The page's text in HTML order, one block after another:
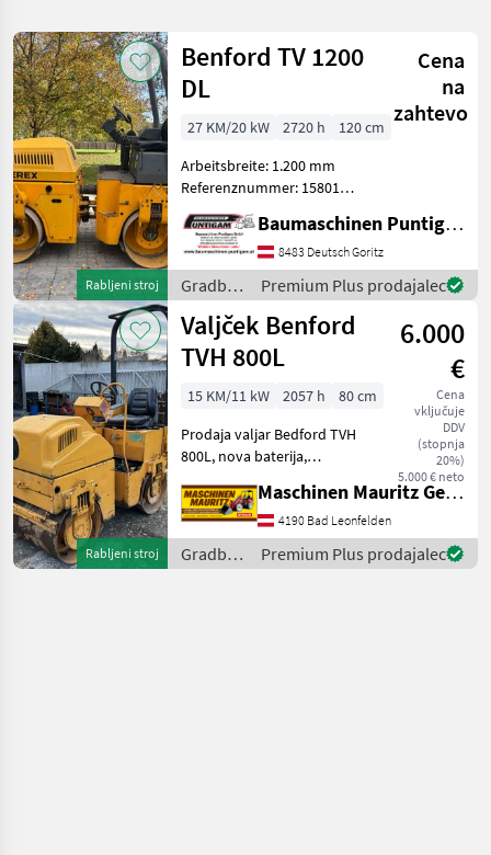
Kategorija 4 Država Filtri
TRENUTNA
POT
Gradbena
tehnika
Gradbeni
Stroji
Gradbeni
Valjar
Benford
IZBERITE
KATEGORIJO
Benford
Bomag
Ammann
Hamm
Ponastavi
Prikaži 2
rezultatov
Rabljeni stroj
Benford TV 1200
DL
Cena
na
zahtevo
27 KM/20 kW 2720 h
120 cm
Arbeitsbreite: 1.200 mm
Referenznummer: 15801
GmbH Unser Spezialgebiet:
Ankauf - Verkauf -
Vermietung von
Baumaschinen Besuchen
Sie unser
Baumaschinen Puntigam GmbH
8483 Deutsch Goritz
Gradbeni
stroji /
Benford
Premium Plus prodajalec
Rabljeni stroj
Valjček Benford
TVH 800L
6.000
€
Cena
vključuje
DDV
(stopnja
20%)
5.000 € neto
15 KM/11 kW 2057 h
80 cm
Prodaja valjar Bedford TVH
800L, nova baterija,
voljo takoj Prepričajte se o
kakovosti naših izdelkov.
Valjar lahko kadar koli preiz
Maschinen Mauritz GesmbH
4190 Bad Leonfelden
Gradbeni
stroji /
Premium Plus prodajalec